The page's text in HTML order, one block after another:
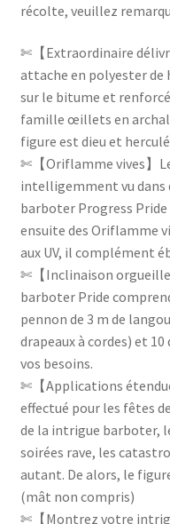
récolte, veuillez
✄【Extraordinaire
attache en polyester
sur le bitume et
famille œillets en
figure est dieu et
✄【Oriflamme vives】
intelligemment vu dans
barboter Progress
ensuite des Oriflamme
aux UV, il complément
✄【Inclinaison
barboter Pride
pennon de 3 m de
drapeaux à cordes) et
vos besoins.
✄【Applications
effectué pour les fêtes
de la intrigue barboter,
soirées rave, les
autant. De alors, le
(mât non compris)
✄【Montrez votre